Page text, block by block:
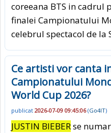
coreeana BTS in cadrul
finalei Campionatului
celebrul spectacol de la
Ce artisti vor canta
Campionatului
World Cup 2026?
publicat 2026-07-09 09:45:06(Go4IT)
JUSTIN BIEBERse